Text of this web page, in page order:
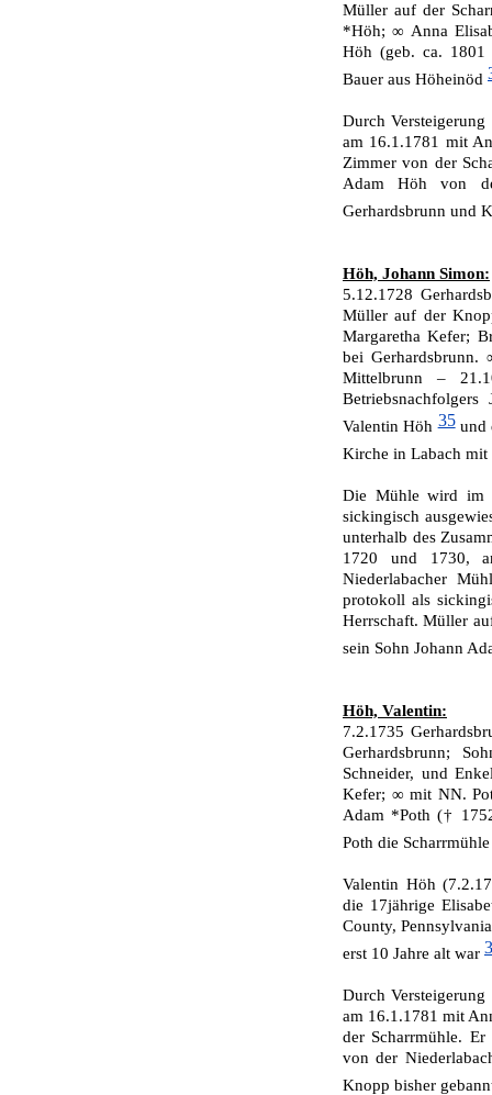
Müller auf der
*Höh; ∞ Anna
Höh (geb. ca. 1801
Bauer aus Höheinöd
Durch
am 16.1.1781 mit
Zimmer von der
Adam Höh von
Gerhardsbrunn und
Höh, Johann Simon:
5.12.1728
Müller auf der
Margaretha Kefer;
bei Gerhardsbrunn.
Mittelbrunn –
Valentin Höh35und
Kirche in Labach
Die Mühle wird im
sickingisch
unterhalb des
1720 und 1730,
Niederlabacher
protokoll als
Herrschaft. Müller
sein Sohn Johann
Höh, Valentin:
7.2.1735
Gerhardsbrunn;
Schneider, und
Kefer; ∞ mit NN.
Adam *Poth (†
Poth die
Valentin Höh
die 17jährige
County,
erst 10 Jahre alt war
Durch
am 16.1.1781 mit
der Scharrmühle. Er
von der
Knopp bisher